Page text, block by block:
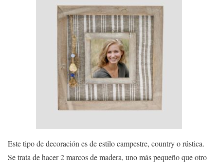
Este tipo de decoración es de estilo campestre, country o rústica.
Se trata de hacer 2 marcos de madera, uno más pequeño que otro